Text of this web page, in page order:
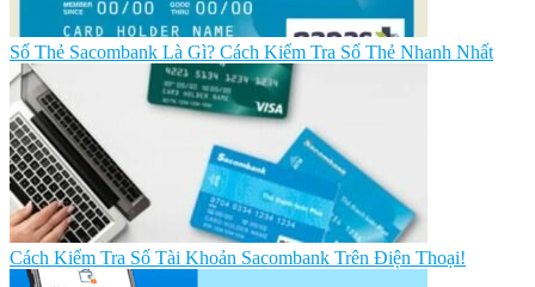
Số Thẻ Sacombank Là Gì? Cách Kiểm Tra Số Thẻ Nhanh Nhất
Cách Kiểm Tra Số Tài Khoản Sacombank Trên Điện Thoại!